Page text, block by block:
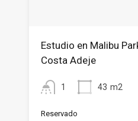
Estudio en Malibu
Costa Adeje
1 43 m2
Reservado